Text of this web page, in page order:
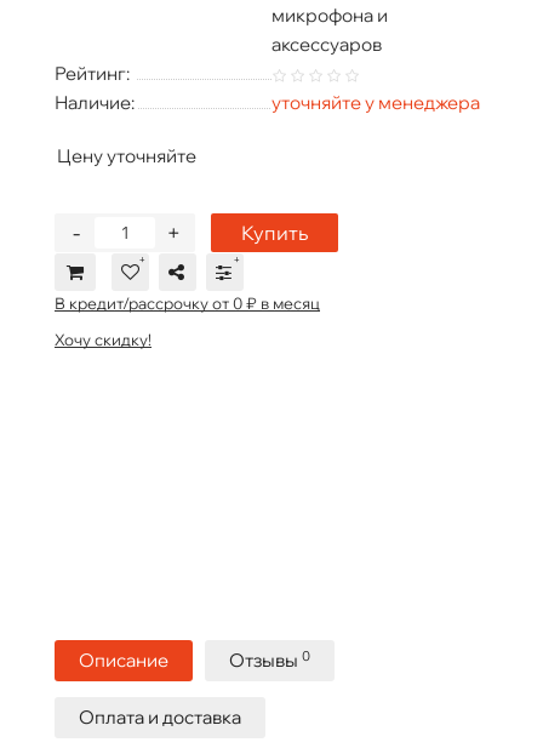
микрофона и
аксессуаров
Рейтинг:
Наличие:
уточняйте у менеджера
Цену уточняйте
+
- Купить
В кредит/рассрочку от 0 ₽ в месяц
Хочу скидку!
Описание Отзывы 0
Оплата и доставка